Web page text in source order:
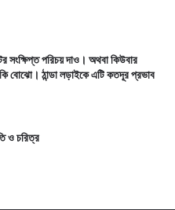
সংক্ষিপ্ত পরিচয় দাও। অথবা কিউবার
কি বোঝো। ঠান্ডা লড়াইকে এটি কতদূর প্রভাব
ও চরিত্র